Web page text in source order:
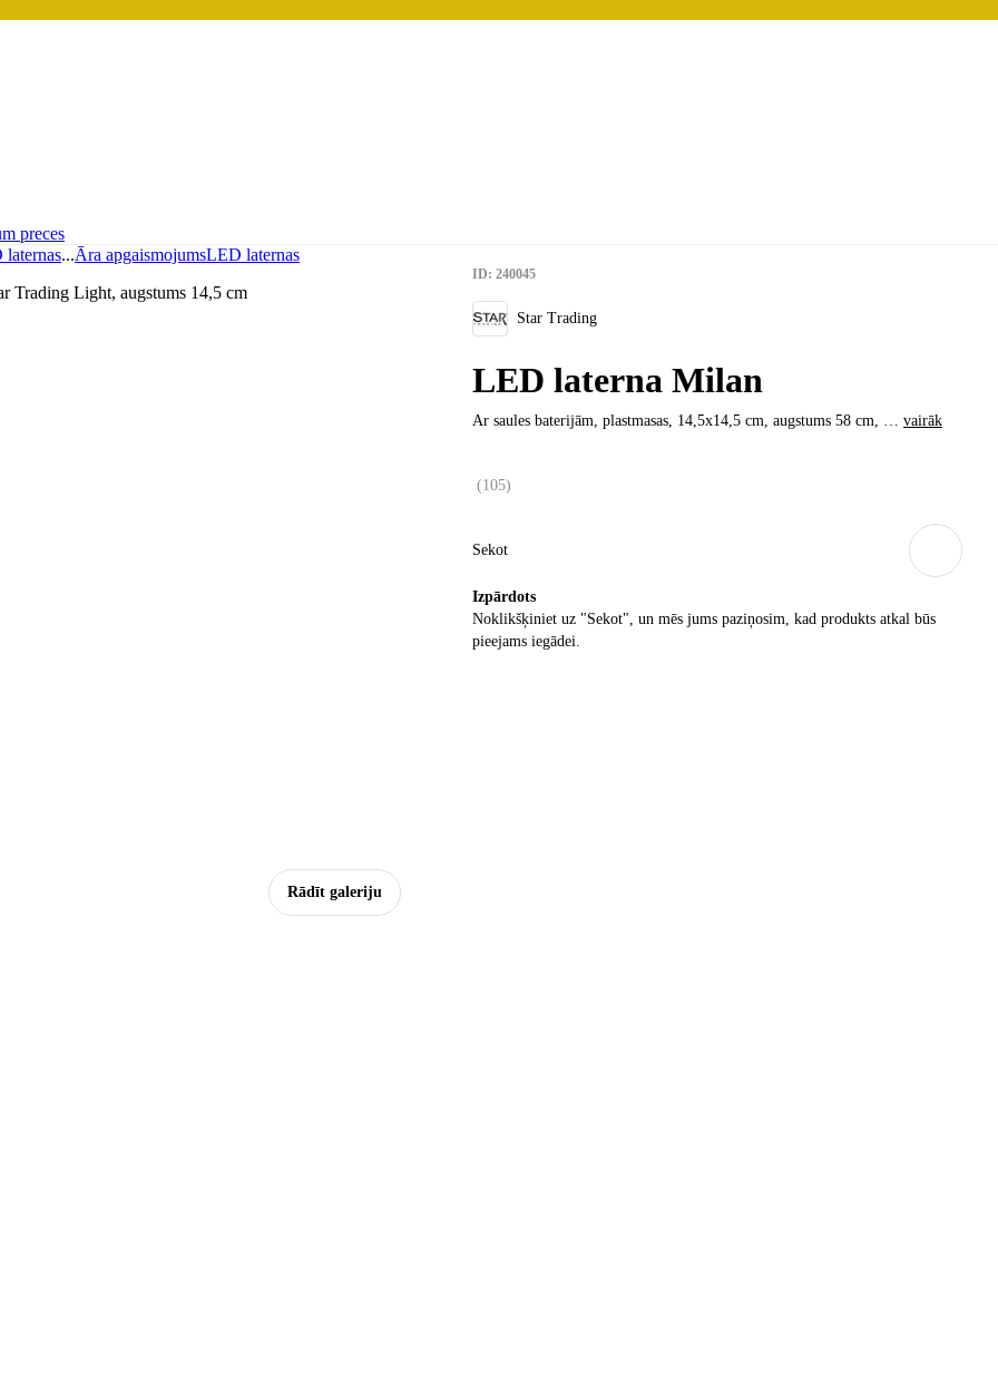
preces
laternas...Āra apgaismojumsLED laternas
Rādīt galeriju
ID: 240045
Star Trading
LED laterna Milan
Ar saules baterijām, plastmasas, 14,5x14,5 cm, augstums 58 cm, … vairāk
(105)
Sekot
Izpārdots
Noklikšķiniet uz "Sekot", un mēs jums paziņosim, kad produkts atkal būs
pieejams iegādei.